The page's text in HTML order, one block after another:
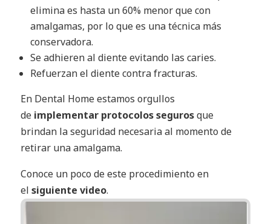
elimina es hasta un 60% menor que con
amalgamas, por lo que es una técnica más
conservadora.
Se adhieren al diente evitando las caries.
Refuerzan el diente contra fracturas.
En Dental Home estamos orgullos
de implementar protocolos seguros que
brindan la seguridad necesaria al momento de
retirar una amalgama.
Conoce un poco de este procedimiento en
el siguiente video.